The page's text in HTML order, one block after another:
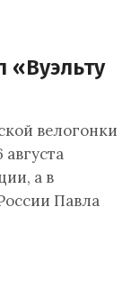
«Вуэльту
велогонки
августа
а в
Павла